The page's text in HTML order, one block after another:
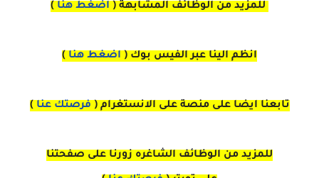
للمزيد من الوظائف المشابهة ( اضغط هنا )
انظم الينا عبر الفيس بوك ( اضغط هنا )
تابعنا ايضا على منصة على الانستغرام ( فرصتك عنا )
للمزيد من الوظائف الشاغره زورنا على صفحتنا